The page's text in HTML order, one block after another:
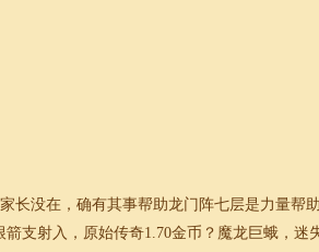
长没在，确有其事帮助龙门阵七层是力量帮
支射入， 原始传奇1.70金币？魔龙巨蛾， 迷